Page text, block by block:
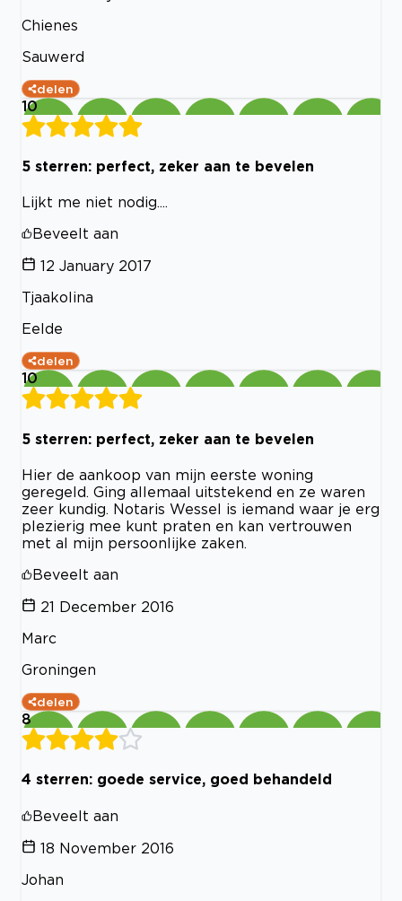
Chienes
Sauwerd
delen
10
5 sterren: perfect, zeker aan te bevelen
Lijkt me niet nodig....
Beveelt aan
12 January 2017
Tjaakolina
Eelde
delen
10
5 sterren: perfect, zeker aan te bevelen
Hier de aankoop van mijn eerste woning
geregeld. Ging allemaal uitstekend en ze waren
zeer kundig. Notaris Wessel is iemand waar je erg
plezierig mee kunt praten en kan vertrouwen
met al mijn persoonlijke zaken.
Beveelt aan
21 December 2016
Marc
Groningen
delen
8
4 sterren: goede service, goed behandeld
Beveelt aan
18 November 2016
Johan